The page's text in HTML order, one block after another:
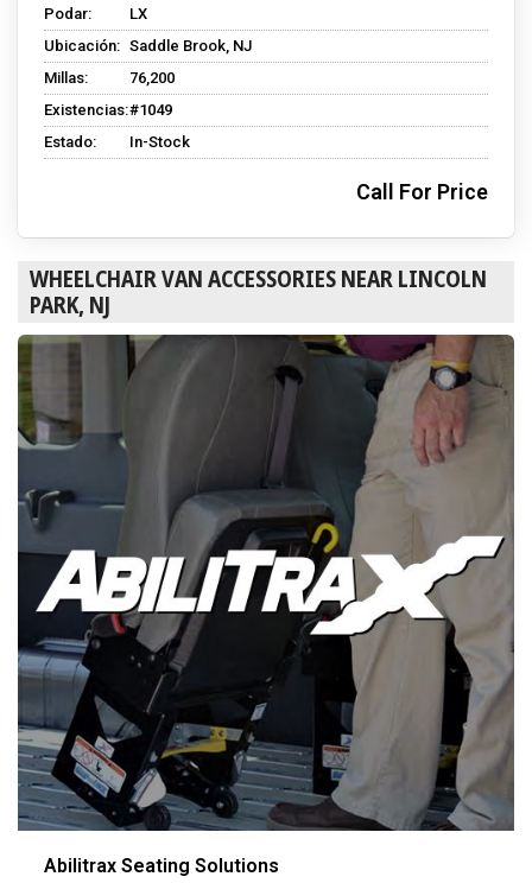
Podar:
LX
Ubicación: Saddle Brook, NJ
Millas:
76,200
Existencias:#1049
Estado:
In-Stock
Call For Price
WHEELCHAIR VAN ACCESSORIES NEAR LINCOLN
PARK, NJ
Abilitrax Seating Solutions